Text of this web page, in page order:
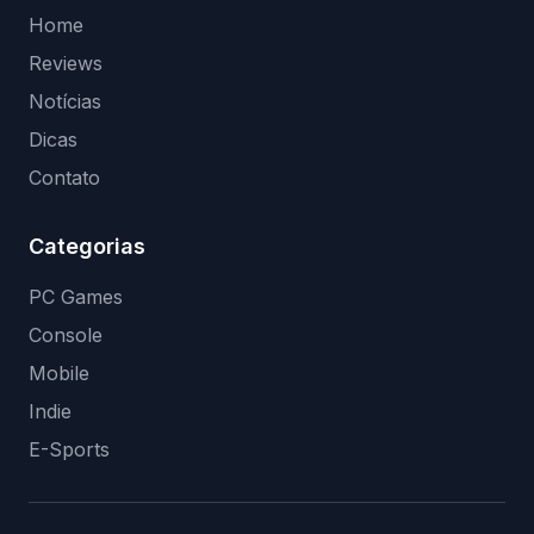
Home
Reviews
Notícias
Dicas
Contato
Categorias
PC Games
Console
Mobile
Indie
E-Sports